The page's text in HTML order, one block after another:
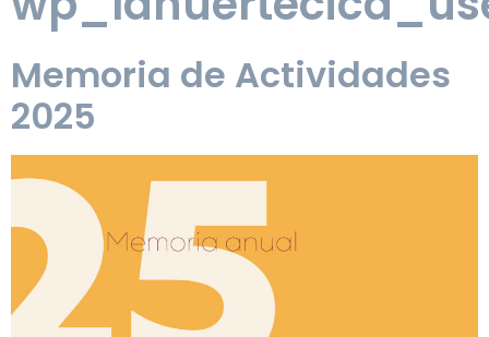
Memoria de Actividades
2025